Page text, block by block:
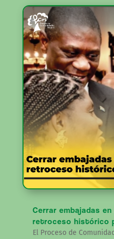
Cerrar embajadas
retroceso histórico
El Proceso de